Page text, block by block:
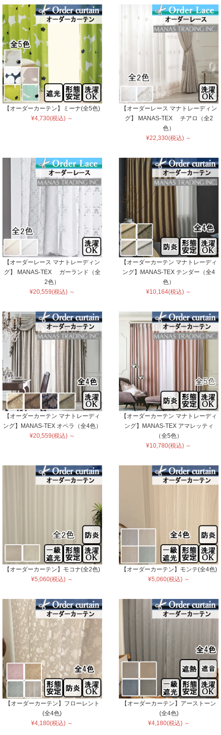
【オーダーカーテン】ミーナ(全5色)
¥4,730(税込) ～
【オーダーレース マナトレーディン
グ】 MANAS-TEX チアロ（全2
色）
¥22,330(税込) ～
【オーダーレース マナトレーディン
グ】 MANAS-TEX ガーランド（全
2色）
¥20,559(税込) ～
【オーダーカーテン マナトレーディ
ング】MANAS-TEX テンダー（全4
色）
¥10,164(税込) ～
【オーダーカーテン マナトレーディ
ング】MANAS-TEX オペラ（全4色）
¥20,559(税込) ～
【オーダーカーテン マナトレーディ
ング】MANAS-TEX アマレッティ
（全5色）
¥10,780(税込) ～
【オーダーカーテン】モコナ(全2色)
¥5,060(税込) ～
【オーダーカーテン】モンテ(全4色)
¥5,060(税込) ～
【オーダーカーテン】フローレント
(全4色)
¥4,180(税込) ～
【オーダーカーテン】アーストーン
(全4色)
¥4,180(税込) ～